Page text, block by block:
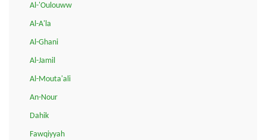
Al-'Oulouww
Al-A'la
Al-Ghani
Al-Jamil
Al-Mouta'ali
An-Nour
Dahik
Fawqiyyah